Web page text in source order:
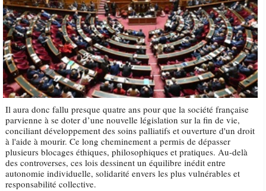
Il aura donc fallu presque quatre ans pour que la société française
parvienne à se doter d’une nouvelle législation sur la fin de vie,
conciliant développement des soins palliatifs et ouverture d'un droit
à l'aide à mourir. Ce long cheminement a permis de dépasser
plusieurs blocages éthiques, philosophiques et pratiques. Au-delà
des controverses, ces lois dessinent un équilibre inédit entre
autonomie individuelle, solidarité envers les plus vulnérables et
responsabilité collective.